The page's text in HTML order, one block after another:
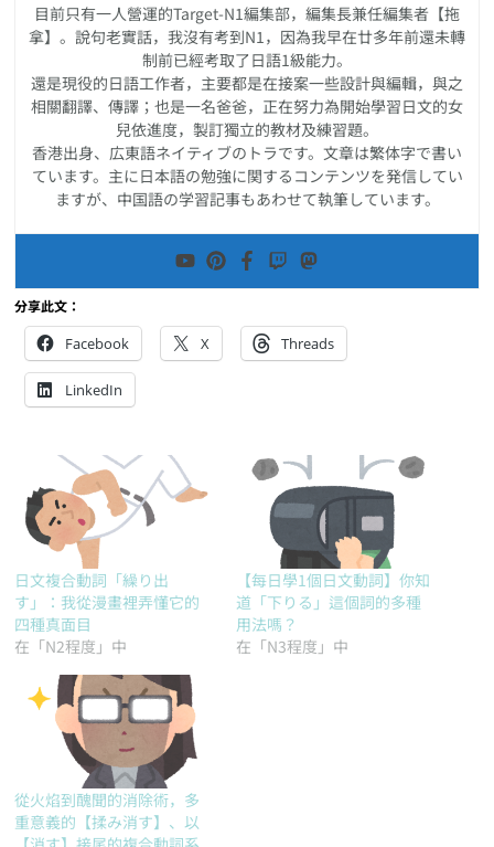
目前只有一人營運的Target-N1編集部，編集長兼任編集者【拖
拿】。說句老實話，我沒有考到N1，因為我早在廿多年前還未轉
制前已經考取了日語1級能力。
還是現役的日語工作者，主要都是在接案一些設計與編輯，與之
相關翻譯、傳譯；也是一名爸爸，正在努力為開始學習日文的女
兒依進度，製訂獨立的教材及練習題。
香港出身、広東語ネイティブのトラです。文章は繁体字で書い
ています。主に日本語の勉強に関するコンテンツを発信してい
ますが、中国語の学習記事もあわせて執筆しています。
分享此文：
Facebook X Threads
LinkedIn
日文複合動詞「繰り出
す」：我從漫畫裡弄懂它的
四種真面目
在「N2程度」中
【每日學1個日文動詞】你知
道「下りる」這個詞的多種
用法嗎？
在「N3程度」中
從火焰到醜聞的消除術，多
重意義的【揉み消す】、以